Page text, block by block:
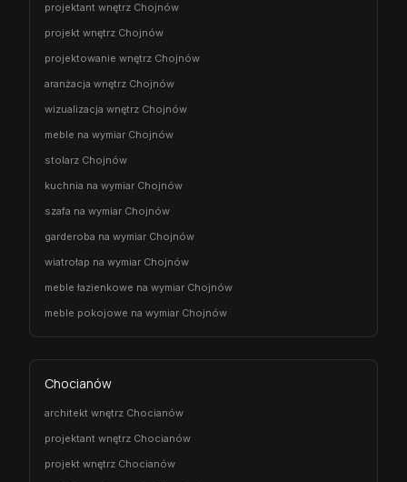
projektant wnętrz Chojnów
projekt wnętrz Chojnów
projektowanie wnętrz Chojnów
aranżacja wnętrz Chojnów
wizualizacja wnętrz Chojnów
meble na wymiar Chojnów
stolarz Chojnów
kuchnia na wymiar Chojnów
szafa na wymiar Chojnów
garderoba na wymiar Chojnów
wiatrołap na wymiar Chojnów
meble łazienkowe na wymiar Chojnów
meble pokojowe na wymiar Chojnów
Chocianów
architekt wnętrz Chocianów
projektant wnętrz Chocianów
projekt wnętrz Chocianów